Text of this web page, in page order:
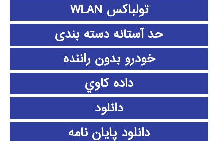
تولباکس WLAN
حد آستانه دسته بندی
خودرو بدون راننده
داده كاوي
دانلود
دانلود پايان نامه